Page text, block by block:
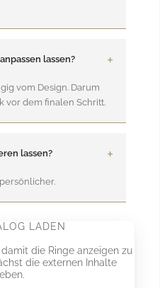
lassen?
vom Design. Darum
vor dem finalen Schritt.
lassen?
LADEN
die Ringe anzeigen zu
die externen Inhalte